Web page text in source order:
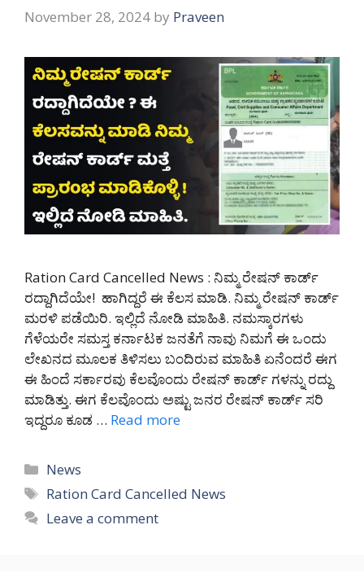
November 28, 2024 by Praveen
Ration Card Cancelled News : ನಿಮ್ಮ ರೇಷನ್ ಕಾರ್ಡ್
ರದ್ದಾಗಿದೆಯೇ! ಹಾಗಿದ್ದರೆ ಈ ಕೆಲಸ ಮಾಡಿ. ನಿಮ್ಮ ರೇಷನ್ ಕಾರ್ಡ್
ಮರಳಿ ಪಡೆಯಿರಿ. ಇಲ್ಲಿದೆ ನೋಡಿ ಮಾಹಿತಿ. ನಮಸ್ಕಾರಗಳು
ಗೆಳೆಯರೇ ಸಮಸ್ತ ಕರ್ನಾಟಕ ಜನತೆಗೆ ನಾವು ನಿಮಗೆ ಈ ಒಂದು
ಲೇಖನದ ಮೂಲಕ ತಿಳಿಸಲು ಬಂದಿರುವ ಮಾಹಿತಿ ಏನೆಂದರೆ ಈಗ
ಈ ಹಿಂದೆ ಸರ್ಕಾರವು ಕೆಲವೊಂದು ರೇಷನ್ ಕಾರ್ಡ್ ಗಳನ್ನು ರದ್ದು
ಮಾಡಿತ್ತು. ಈಗ ಕೆಲವೊಂದು ಅಷ್ಟು ಜನರ ರೇಷನ್ ಕಾರ್ಡ್ ಸರಿ
ಇದ್ದರೂ ಕೂಡ … Read more
Categories
News
Tags
Ration Card Cancelled News
Leave a comment